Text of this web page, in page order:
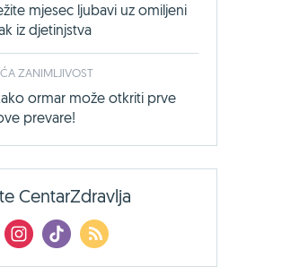
mjesec ljubavi uz omiljeni
iz djetinjstva
ZANIMLJIVOST
ormar može otkriti prve
prevare!
CentarZdravlja